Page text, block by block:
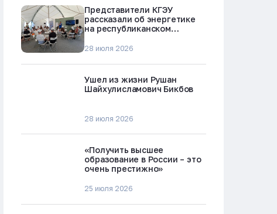
Представители КГЭУ
рассказали об энергетике
на республиканском
«Профессии будущего»
28 июля 2026
Ушел из жизни Рушан
Шайхулисламович Бикбов
28 июля 2026
«Получить высшее
образование в России – это
очень престижно»
25 июля 2026